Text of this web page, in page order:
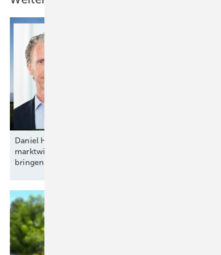
Daniel Hölder von Baywa RE: „Mehr Flexibilität und
marktwirtschaftliche Anreize ins Energiesystem
bringen“